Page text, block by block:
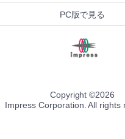
PC版で見る
Copyright ©2026
Impress Corporation. All rights